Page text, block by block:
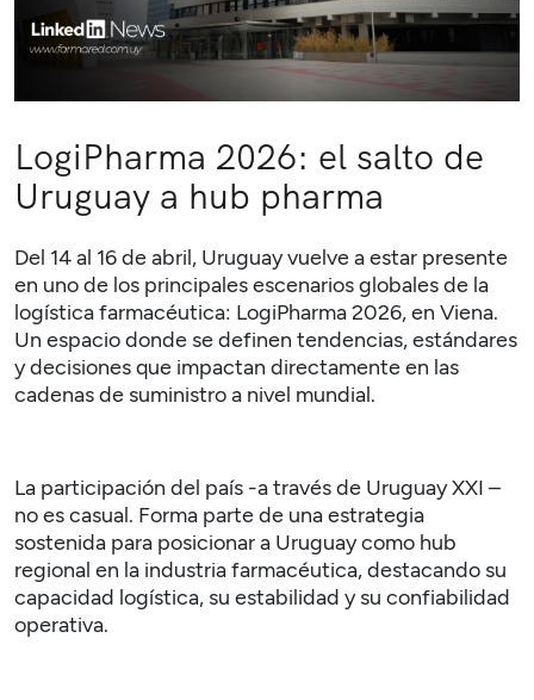
LogiPharma 2026: el salto de
Uruguay a hub pharma
Del 14 al 16 de abril, Uruguay vuelve a estar presente
en uno de los principales escenarios globales de la
logística farmacéutica: LogiPharma2026, en Viena.
Un espacio donde se definen tendencias, estándares
y decisiones que impactan directamente en las
cadenas de suministro a nivel mundial.
La participación del país -a través de Uruguay XXI –
no es casual. Forma parte de una estrategia
sostenida para posicionar a Uruguay como hub
regional en la industria farmacéutica, destacando su
capacidad logística, su estabilidad y su confiabilidad
operativa.